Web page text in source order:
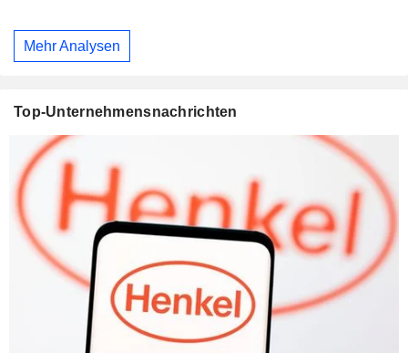
Mehr Analysen
Top-Unternehmensnachrichten